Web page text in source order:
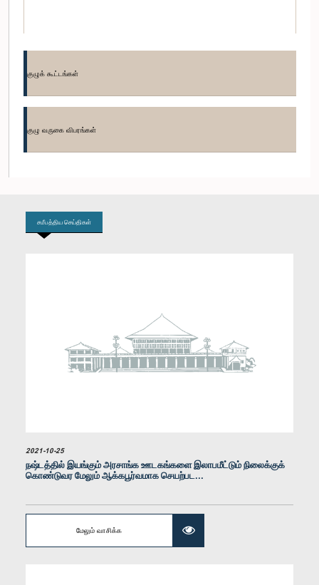
கௌரவ மனுஷ நாணாயக்கார, பா.உ.
உறுப்பினர்
குழுக் கூட்டங்கள்
குழு வருகை விபரங்கள்
சமீபத்திய செய்திகள்
2021-10-25
நஷ்டத்தில் இயங்கும் அரசாங்க ஊடகங்களை இலாபமீட்டும் நிலைக்குக்
கொண்டுவர மேலும் ஆக்கபூர்வமாக செயற்பட...
மேலும் வாசிக்க